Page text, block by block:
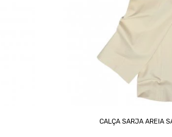
CALÇA SARJA AREIA